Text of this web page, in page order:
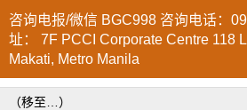
咨询电报/微信 BGC998 咨询电话：
址： 7F PCCI Corporate Centre 118
Makati, Metro Manila